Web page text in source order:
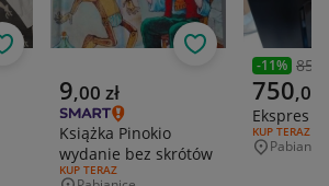
Obserwuj
Aktualna cena
9,00 zł
Książka Pinokio
wydanie bez skrótów
RODZAJ OFERTY:
KUP TERAZ
Obserwuj
-11%
Aktualna
750,00
Ekspres
RODZAJ
KUP TERAZ
Pabianice